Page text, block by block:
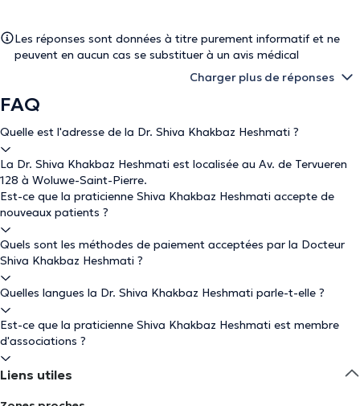
Les réponses sont données à titre purement informatif et ne
peuvent en aucun cas se substituer à un avis médical
Charger plus de réponses
FAQ
Quelle est l'adresse de la Dr. Shiva Khakbaz Heshmati ?
La Dr. Shiva Khakbaz Heshmati est localisée au Av. de Tervueren
128 à Woluwe-Saint-Pierre.
Est-ce que la praticienne Shiva Khakbaz Heshmati accepte de
nouveaux patients ?
Quels sont les méthodes de paiement acceptées par la Docteur
Shiva Khakbaz Heshmati ?
Quelles langues la Dr. Shiva Khakbaz Heshmati parle-t-elle ?
Est-ce que la praticienne Shiva Khakbaz Heshmati est membre
d'associations ?
Liens utiles